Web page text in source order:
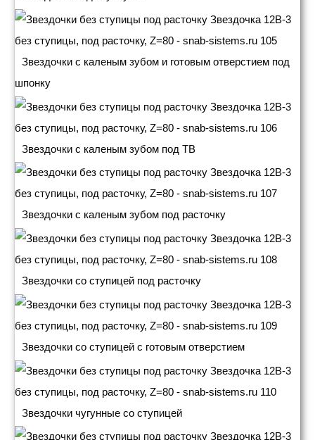
Звездочки с каленым зубом и готовым отверстием под
шпонку
Звездочки с каленым зубом под ТВ
Звездочки с каленым зубом под расточку
Звездочки со ступицей под расточку
Звездочки со ступицей с готовым отверстием
Звездочки чугунные со ступицей